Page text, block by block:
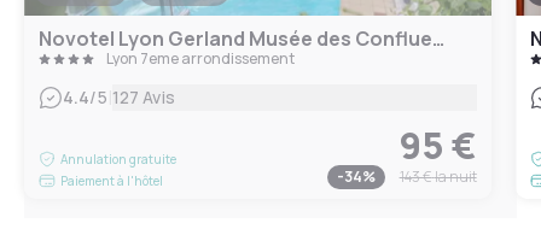
Novotel Lyon Gerland Musée des Confluences
Lyon 7eme arrondissement
4.4/5 127 Avis
Annulation gratuite
Paiement à l'hôtel
95 €
-34% 143 €la nuit